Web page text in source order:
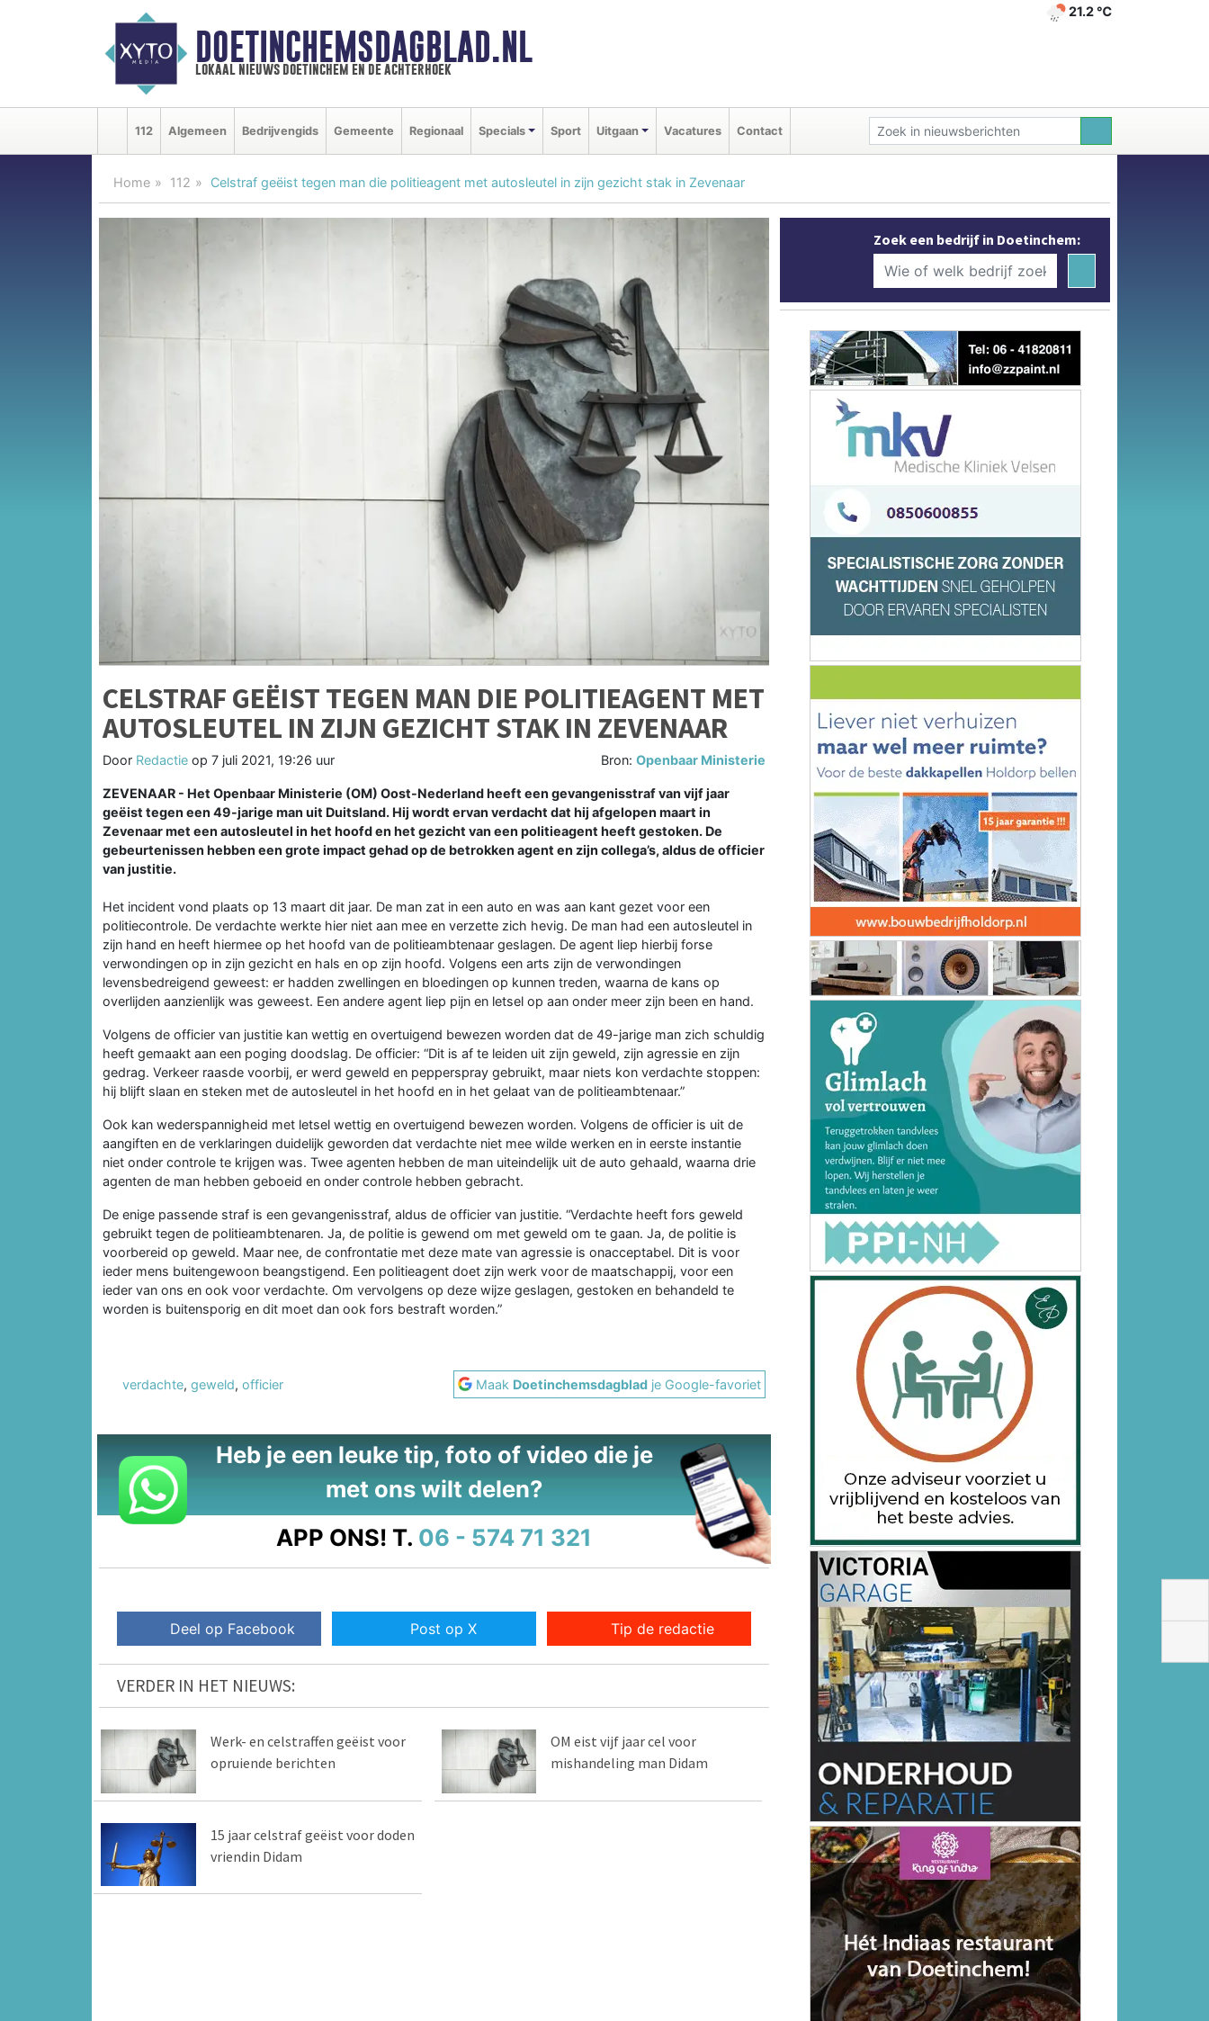
DOETINCHEMSDAGBLAD.NL
lokaal nieuws doetinchem en de achterhoek
21.2 ℃
112 Algemeen Bedrijvengids Gemeente Regionaal Specials Sport Uitgaan Vacatures Contact
Home 112 Celstraf geëist tegen man die politieagent met autosleutel in zijn gezicht stak in Zevenaar
CELSTRAF GEËIST TEGEN MAN DIE POLITIEAGENT MET
AUTOSLEUTEL IN ZIJN GEZICHT STAK IN ZEVENAAR
Door Redactie op 7 juli 2021, 19:26 uur Bron:Openbaar Ministerie
ZEVENAAR - Het Openbaar Ministerie (OM) Oost-Nederland heeft een gevangenisstraf van vijf jaar
geëist tegen een 49-jarige man uit Duitsland. Hij wordt ervan verdacht dat hij afgelopen maart in
Zevenaar met een autosleutel in het hoofd en het gezicht van een politieagent heeft gestoken. De
gebeurtenissen hebben een grote impact gehad op de betrokken agent en zijn collega’s, aldus de officier
van justitie.
Het incident vond plaats op 13 maart dit jaar. De man zat in een auto en was aan kant gezet voor een
politiecontrole. De verdachte werkte hier niet aan mee en verzette zich hevig. De man had een autosleutel in
zijn hand en heeft hiermee op het hoofd van de politieambtenaar geslagen. De agent liep hierbij forse
verwondingen op in zijn gezicht en hals en op zijn hoofd. Volgens een arts zijn de verwondingen
levensbedreigend geweest: er hadden zwellingen en bloedingen op kunnen treden, waarna de kans op
overlijden aanzienlijk was geweest. Een andere agent liep pijn en letsel op aan onder meer zijn been en hand.
Volgens de officier van justitie kan wettig en overtuigend bewezen worden dat de 49-jarige man zich schuldig
heeft gemaakt aan een poging doodslag. De officier: “Dit is af te leiden uit zijn geweld, zijn agressie en zijn
gedrag. Verkeer raasde voorbij, er werd geweld en pepperspray gebruikt, maar niets kon verdachte stoppen:
hij blijft slaan en steken met de autosleutel in het hoofd en in het gelaat van de politieambtenaar.”
Ook kan wederspannigheid met letsel wettig en overtuigend bewezen worden. Volgens de officier is uit de
aangiften en de verklaringen duidelijk geworden dat verdachte niet mee wilde werken en in eerste instantie
niet onder controle te krijgen was. Twee agenten hebben de man uiteindelijk uit de auto gehaald, waarna drie
agenten de man hebben geboeid en onder controle hebben gebracht.
De enige passende straf is een gevangenisstraf, aldus de officier van justitie. “Verdachte heeft fors geweld
gebruikt tegen de politieambtenaren. Ja, de politie is gewend om met geweld om te gaan. Ja, de politie is
voorbereid op geweld. Maar nee, de confrontatie met deze mate van agressie is onacceptabel. Dit is voor
ieder mens buitengewoon beangstigend. Een politieagent doet zijn werk voor de maatschappij, voor een
ieder van ons en ook voor verdachte. Om vervolgens op deze wijze geslagen, gestoken en behandeld te
worden is buitensporig en dit moet dan ook fors bestraft worden.”
verdachte, geweld, officier Maak Doetinchemsdagblad je Google-favoriet
Heb je een leuke tip, foto of video die je
met ons wilt delen?
APP ONS! T. 06 - 574 71 321
Deel op Facebook Post op X Tip de redactie
VERDER IN HET NIEUWS:
Werk- en celstraffen geëist voor
opruiende berichten
OM eist vijf jaar cel voor
mishandeling man Didam
15 jaar celstraf geëist voor doden
vriendin Didam
Zoek een bedrijf in Doetinchem: